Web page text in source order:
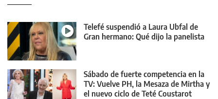
Telefé suspendió a Laura Ubfal de
Gran hermano: Qué dijo la panelista
Sábado de fuerte competencia en la
TV: Vuelve PH, la Mesaza de Mirtha y
el nuevo ciclo de Teté Coustarot